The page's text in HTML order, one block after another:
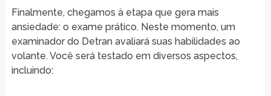
Finalmente, chegamos à etapa que gera mais
ansiedade: o exame prático. Neste momento, um
examinador do Detran avaliará suas habilidades ao
volante. Você será testado em diversos aspectos,
incluindo: